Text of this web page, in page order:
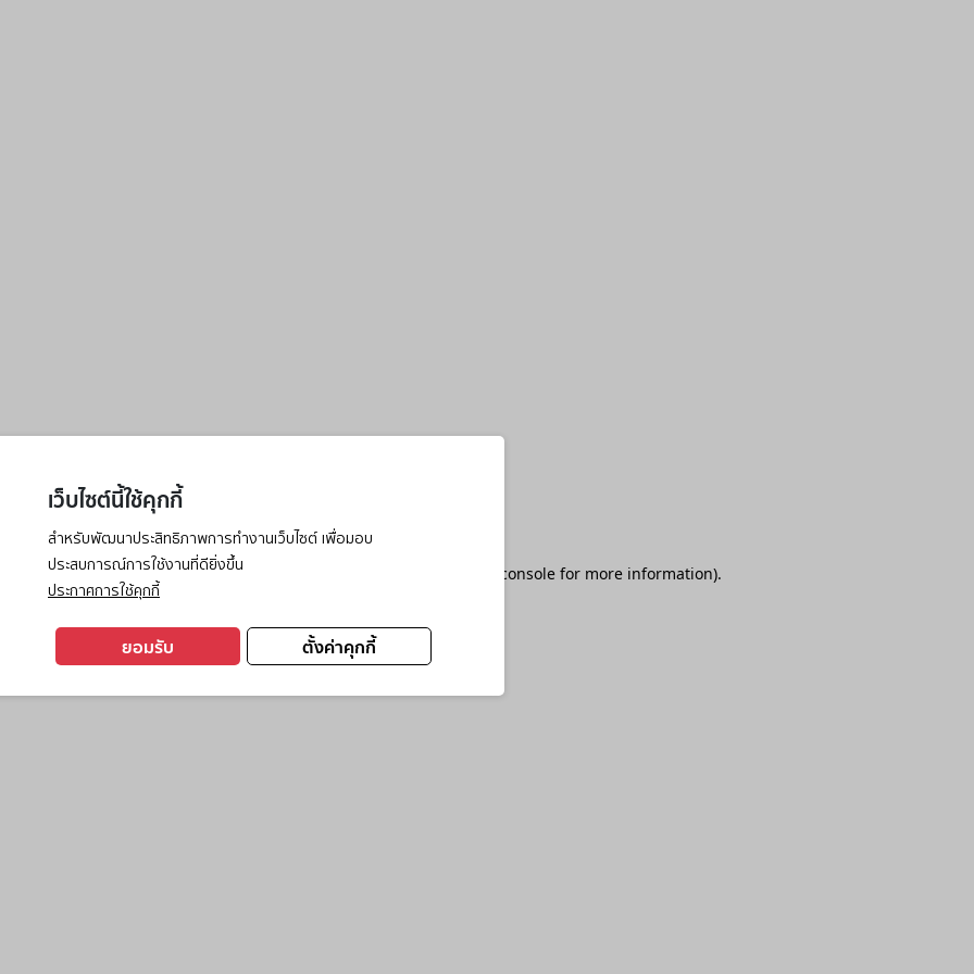
เว็บไซต์นี้ใช้คุกกี้
สำหรับพัฒนาประสิทธิภาพการทำงานเว็บไซต์ เพื่อมอบ
ประสบการณ์การใช้งานที่ดียิ่งขึ้น
ประกาศการใช้คุกกี้
ตั้งค่าคุกกี้
ยอมรับ
has occurred while loading browser console for more information).